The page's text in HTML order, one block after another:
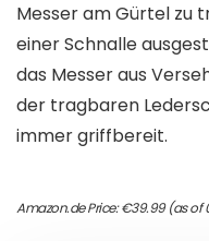
Messer am Gürtel zu
einer Schnalle
das Messer aus
der tragbaren
immer griffbereit.
Amazon.de Price:€39.99(as of